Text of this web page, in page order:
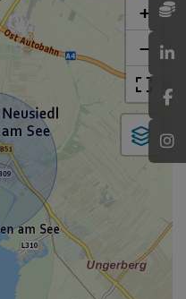
+
−